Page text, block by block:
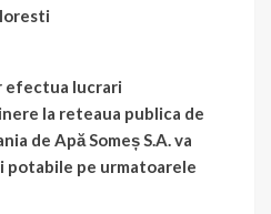
efectua lucrari
la reteaua publica de
de Apă Someș S.A. va
pe urmatoarele